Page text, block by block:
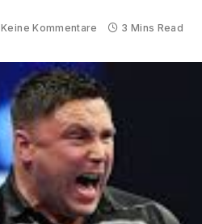
Keine Kommentare 3 Mins Read